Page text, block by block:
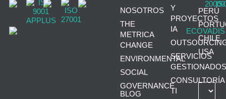
NOSOTROS
THE
METRICA
CHANGE
ENVIRONMENTAL
SOCIAL
GOVERNANCE
BLOG
Y
PROYECTOS
IA
SERVICIOS
GESTIONADOS
CONSULTORÍA
TI
PERÚ
CHILE
USA